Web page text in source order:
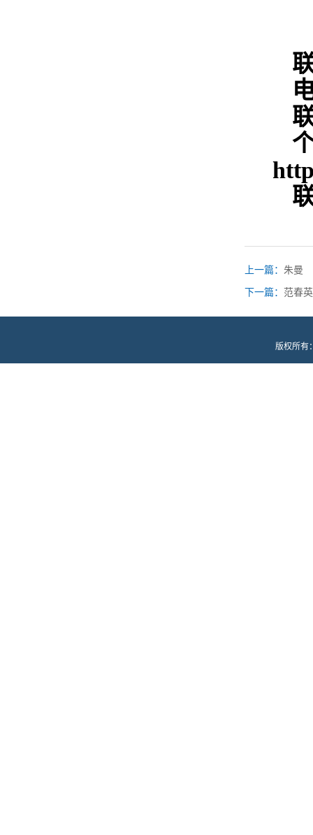
上一篇： 朱曼
下一篇： 范春英
版权所有